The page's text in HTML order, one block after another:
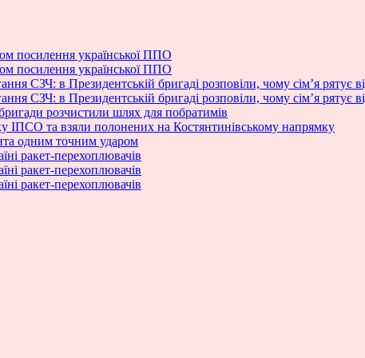
посилення української ППО
посилення української ППО
СЗЧ: в Президентській бригаді розповіли, чому сім’я рятує
СЗЧ: в Президентській бригаді розповіли, чому сім’я рятує
розчистили шлях для побратимів
ІПСО та взяли полонених на Костянтинівському напрямку
одним точним ударом
ракет-перехоплювачів
ракет-перехоплювачів
ракет-перехоплювачів